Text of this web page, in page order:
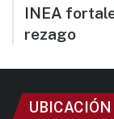
INEA
rezago
UBICACIÓN